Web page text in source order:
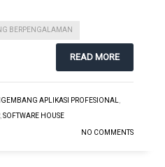
BERPENGALAMAN
READ MORE
APLIKASI PROFESIONAL
SOFTWARE HOUSE
NO COMMENTS